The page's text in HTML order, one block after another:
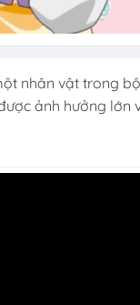
nhân vật trong
ảnh hưởng lớn